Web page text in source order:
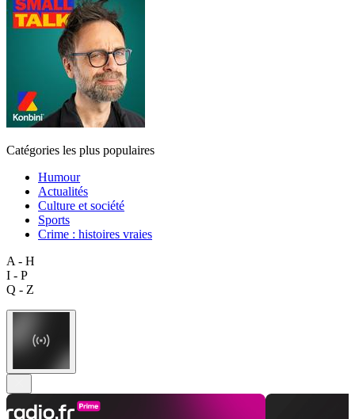
Catégories les plus populaires
Humour
Actualités
Culture et société
Sports
Crime : histoires vraies
A - H
I - P
Q - Z